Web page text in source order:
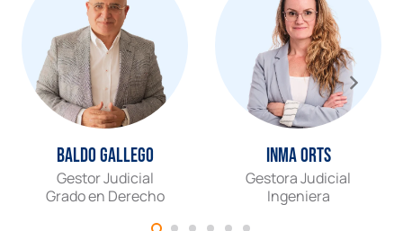
Baldo Gallego
Gestor Judicial
Grado en Derecho
Inma Orts
Gestora Judicial
Ingeniera